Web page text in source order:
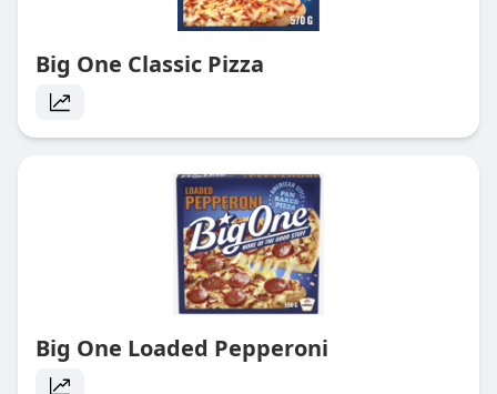
Big One Classic Pizza
Big One Loaded Pepperoni